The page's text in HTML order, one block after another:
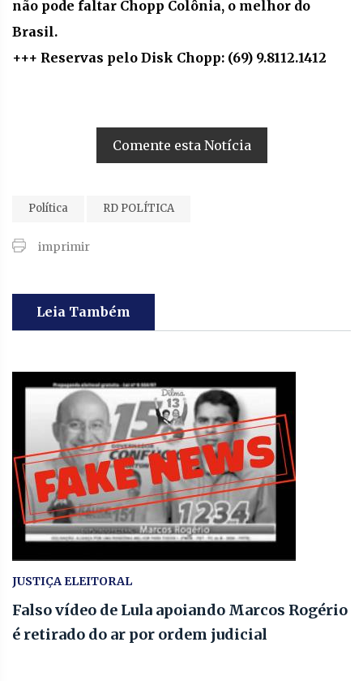
não pode faltar Chopp Colônia, o melhor do
Brasil.
+++ Reservas pelo Disk Chopp: (69) 9.8112.1412
Comente esta Notícia
Política RD POLÍTICA
imprimir
Leia Também
JUSTIÇA ELEITORAL
Falso vídeo de Lula apoiando Marcos Rogério
é retirado do ar por ordem judicial